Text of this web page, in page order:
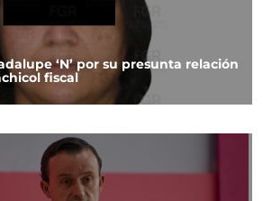
‘N’ por su presunta relación
fiscal